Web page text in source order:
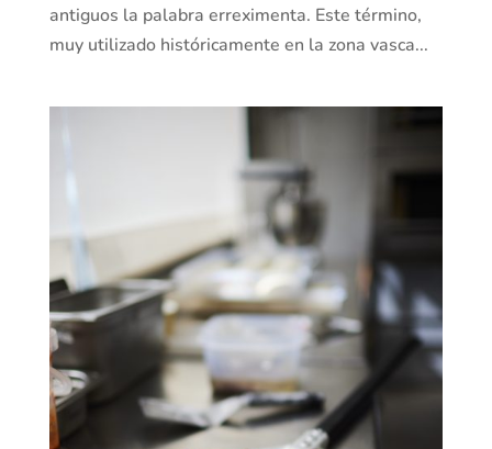
antiguos la palabra erreximenta. Este término,
muy utilizado históricamente en la zona vasca...